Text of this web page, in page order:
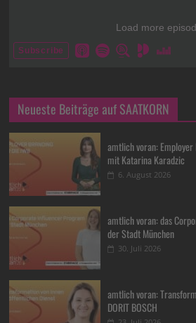
Neueste Beiträge auf SAATKORN
amtlich voran:
mit Katarina Karadzic
6. August 2026
amtlich voran: das
der Stadt München
30. Juli 2026
amtlich voran:
DORIT BOSCH